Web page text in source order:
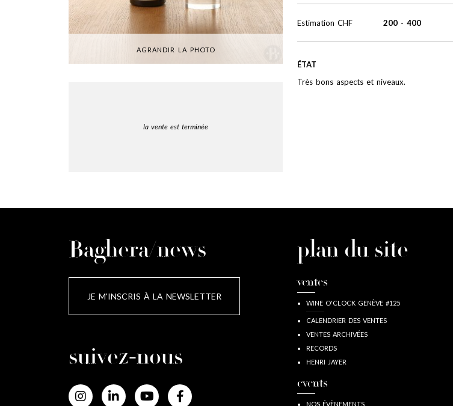
AGRANDIR LA PHOTO
la vente est terminée
Estimation CHF 200 - 400
ÉTAT
Très bons aspects et niveaux.
Baghera/news
JE M'INSCRIS À LA NEWSLETTER
suivez-nous
plan du site
ventes
WINE O'CLOCK GENÈVE #125
CALENDRIER DES VENTES
VENTES ARCHIVÉES
RECORDS
HENRI JAYER
events
NOS ÉVÈNEMENTS